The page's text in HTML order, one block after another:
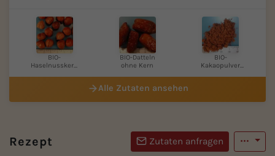
BIO-
Haselnusskern
BIO-Datteln
ohne Kern
BIO-
Kakaopulver
Alle Zutaten ansehen
Rezept Zutaten anfragen